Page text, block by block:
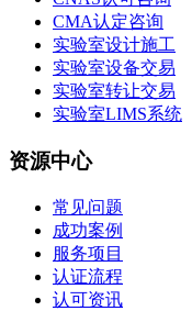
CMA认定咨询
实验室设计施工
实验室设备交易
实验室转让交易
实验室LIMS系统
资源中心
常见问题
成功案例
服务项目
认证流程
认可资讯